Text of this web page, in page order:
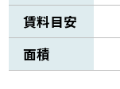
賃料目安
面積